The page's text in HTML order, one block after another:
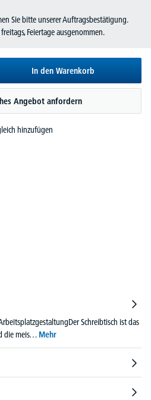
Sie bitte unserer Auftragsbestätigung.
Feiertage ausgenommen.
In den Warenkorb
Angebot anfordern
hinzufügen
Schreibtisch ist das
die meis… Mehr